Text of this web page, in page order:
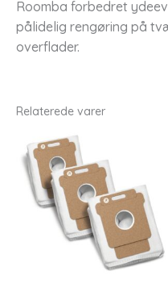
Roomba forbedret
pålidelig rengøring på
overflader.
Relaterede varer